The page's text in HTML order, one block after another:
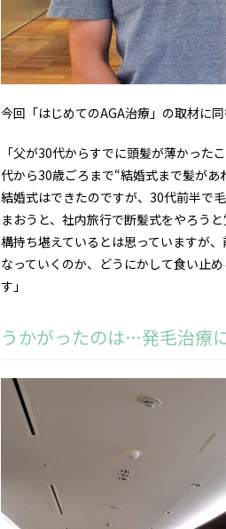
今回「はじめてのAGA治療」の取材に
「父が30代からすでに頭髪が薄かっ
代から30歳ごろまで“結婚式まで髪が
結婚式はできたのですが、30代前半で
まおうと、社内旅行で断髪式をやろう
構持ち堪えているとは思っていますが
なっていくのか、どうにかして食い止
す」
うかがったのは…発毛治療